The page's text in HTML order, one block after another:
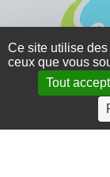
4 rue
22810 Belle
Ce site utilise
ceux que vous
Tout